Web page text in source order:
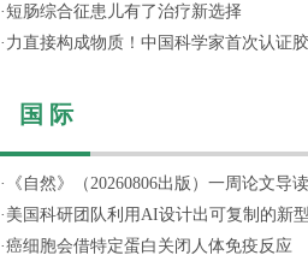
· 短肠综合征患儿有了治疗新选择
· 力直接构成物质！中国科学家首次认证
国 际
·
《自然》（20260806出版）一周论文导读
· 美国科研团队利用AI设计出可复制的新
·癌细胞会借特定蛋白关闭人体免疫反应